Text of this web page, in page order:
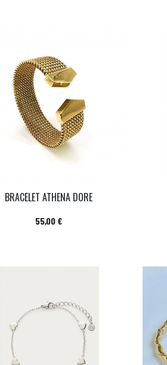
BRACELET ATHENA DORE
Prix
55,00 €